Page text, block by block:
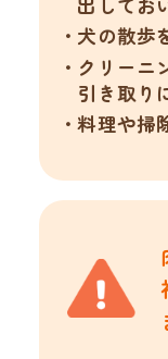
犬の散歩
クリーニ
引き取り
料理や掃